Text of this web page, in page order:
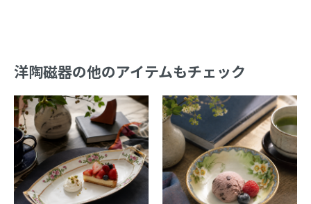
洋陶磁器の他のアイテムもチェック